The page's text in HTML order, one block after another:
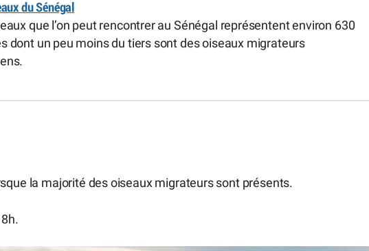
du Sénégal
que l’on peut rencontrer au Sénégal représentent environ 630
dont un peu moins du tiers sont des oiseaux migrateurs
la majorité des oiseaux migrateurs sont présents.